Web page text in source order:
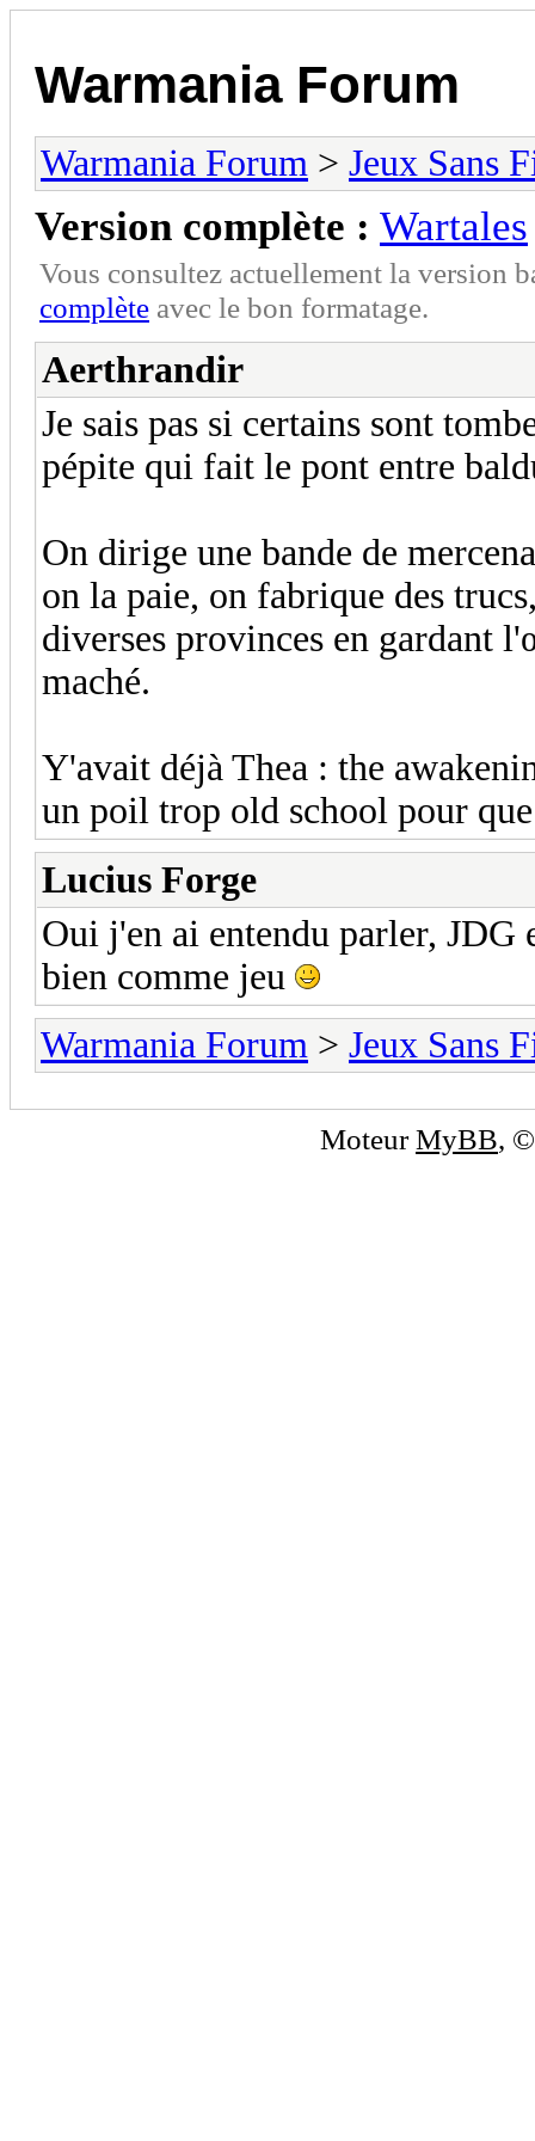
Warmania Forum
Warmania Forum > Jeux Sans
Version complète : Wartales
Vous consultez actuellement la version
complète avec le bon formatage.
Aerthrandir
Je sais pas si certains sont
pépite qui fait le pont entre
On dirige une bande de
on la paie, on fabrique des
diverses provinces en gardant
maché.
Y'avait déjà Thea : the
un poil trop old school pour
Lucius Forge
Oui j'en ai entendu parler,
bien comme jeu
Warmania Forum > Jeux Sans
MoteurMyBB,